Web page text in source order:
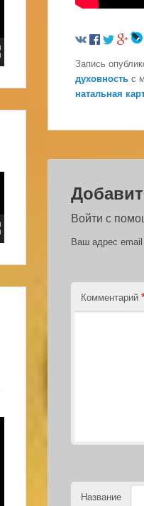
Запись
духовность с
натальная
Войти с
Ваш адрес email
Комментарий
Название